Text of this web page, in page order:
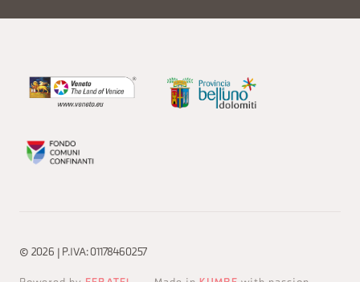
© 2026 | P.IVA: 01178460257